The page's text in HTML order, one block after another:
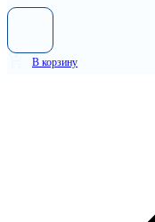
В корзину